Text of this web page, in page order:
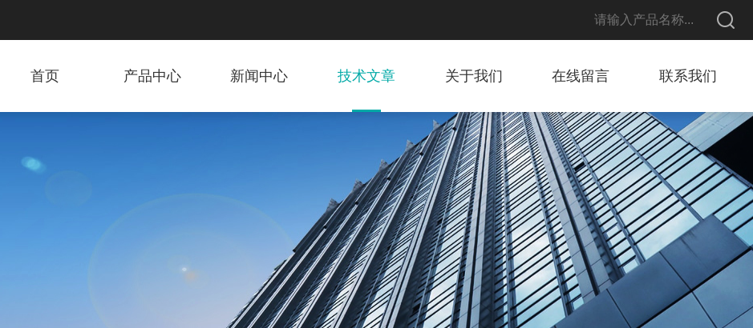
首页 产品中心 新闻中心 技术文章 关于我们 在线留言 联系我们